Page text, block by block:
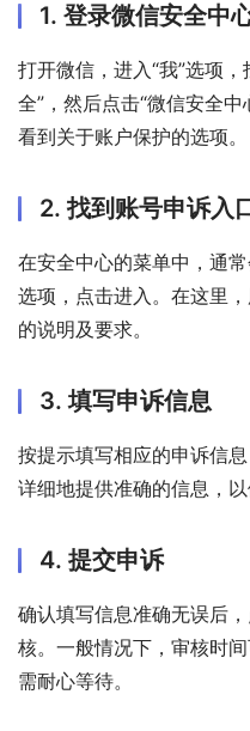
1. 登录微信安全中
打开微信，进入“我”选项
全”，然后点击“微信安全
看到关于账户保护的选项。
2. 找到账号申诉入
在安全中心的菜单中，通常
选项，点击进入。在这里
的说明及要求。
3. 填写申诉信息
按提示填写相应的申诉信
详细地提供准确的信息，以
4. 提交申诉
确认填写信息准确无误后
核。一般情况下，审核时
需耐心等待。